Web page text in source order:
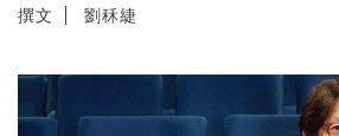
撰文 劉秝緁